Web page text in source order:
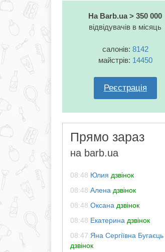
На Barb.ua > 350 000
відвідувачів в місяць
салонів: 8142
майстрів: 14450
Реєстрація
Прямо зараз
на barb.ua
08:48 Юлия дзвінок
08:48 Алена дзвінок
08:48 Оксана дзвінок
08:48 Екатерина дзвінок
08:47 Яна Сергіївна Бугаєць
дзвінок